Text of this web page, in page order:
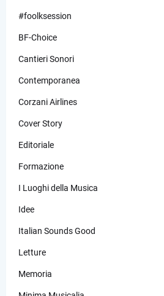
#foolksession
BF-Choice
Cantieri Sonori
Contemporanea
Corzani Airlines
Cover Story
Editoriale
Formazione
I Luoghi della Musica
Idee
Italian Sounds Good
Letture
Memoria